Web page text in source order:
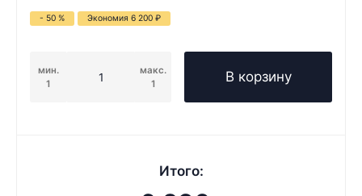
- 50 % Экономия 6 200 ₽
мин.
1
макс.
1
В корзину
Итого: